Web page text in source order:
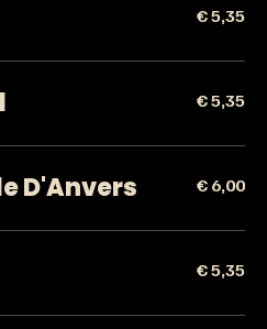
€ 5,35
€ 5,35
D'Anvers € 6,00
€ 5,35